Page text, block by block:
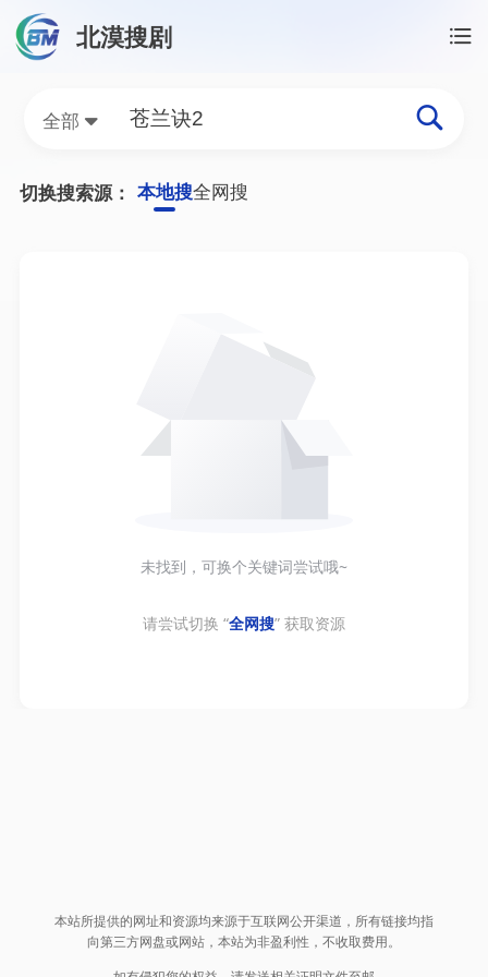
北漠搜剧
全部
苍兰诀2网盘资源搜索结果
切换搜索源： 本地搜全网搜
未找到，可换个关键词尝试哦~
请尝试切换 “全网搜” 获取资源
本站所提供的网址和资源均来源于互联网公开渠道，所有链接均指
向第三方网盘或网站，本站为非盈利性，不收取费用。